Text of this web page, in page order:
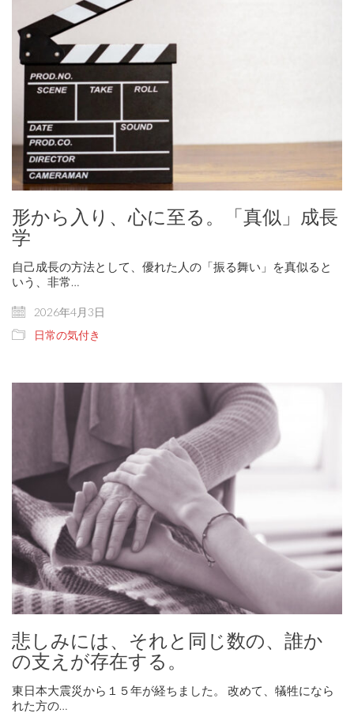
形から入り、心に至る。「真似」成長
学
自己成長の方法として、優れた人の「振る舞い」を真似ると
いう、非常…
2026年4月3日
日常の気付き
悲しみには、それと同じ数の、誰か
の支えが存在する。
東日本大震災から１５年が経ちました。 改めて、犠牲になら
れた方の…